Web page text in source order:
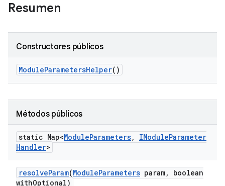
Resumen
Constructores públicos
ModuleParametersHelper()
Métodos públicos
static Map<ModuleParameters, IModuleParameter
Handler>
resolveParam(ModuleParameters param,
boolean
withOptional)